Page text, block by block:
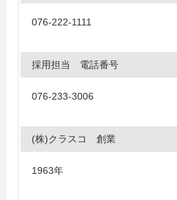
076-222-1111
採用担当 電話番号
076-233-3006
(株)クラスコ 創業
1963年